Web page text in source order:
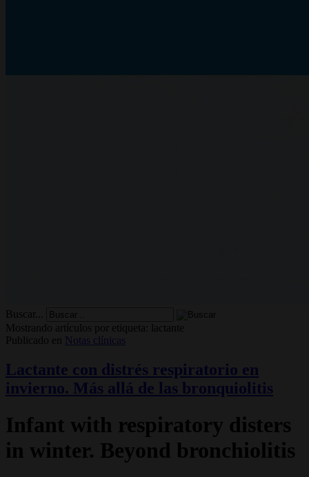
Buscar...
Mostrando artículos por etiqueta: lactante
Publicado en
Notas clínicas
Lactante con distrés respiratorio en
invierno. Más allá de las bronquiolitis
Infant with respiratory disters
in winter. Beyond bronchiolitis